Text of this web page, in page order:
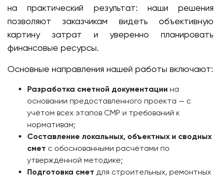
на практический результат: наши решения
позволяют заказчикам видеть объективную
картину затрат и уверенно планировать
финансовые ресурсы.
Основные направления нашей работы включают:
Разработка сметной документации на
основании предоставленного проекта — с
учётом всех этапов СМР и требований к
нормативам;
Составление локальных, объектных и сводных
смет с обоснованными расчётами по
утверждённой методике;
Подготовка смет для строительных, ремонтных